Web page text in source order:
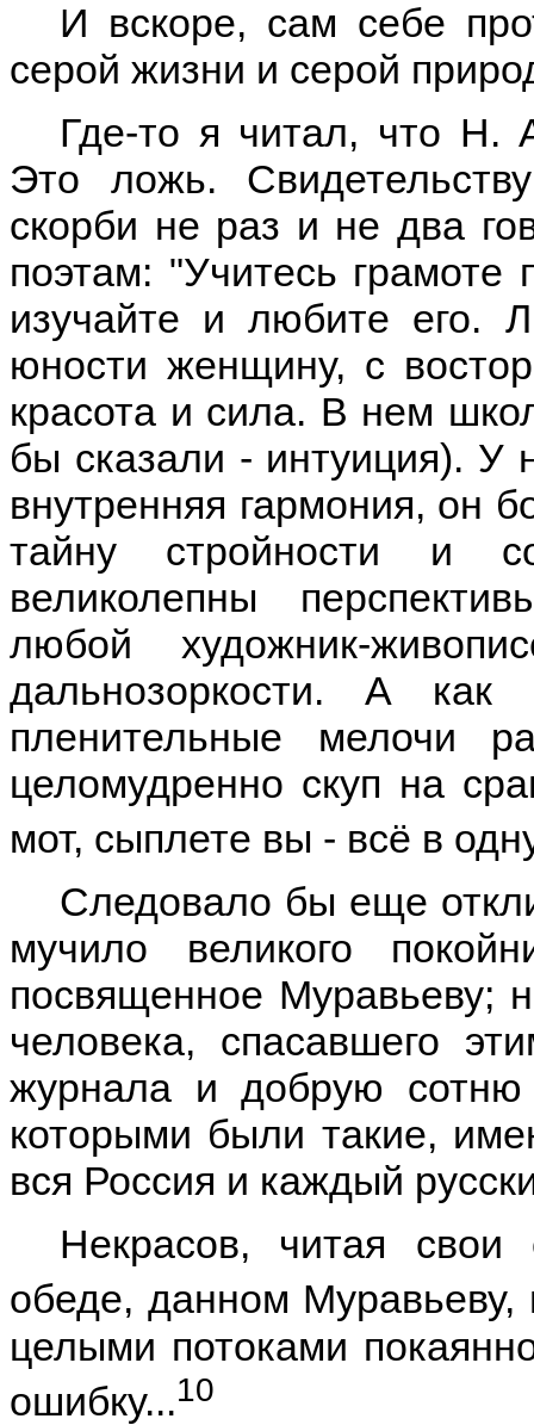
И вскоре, сам себе
серой жизни и серой
Где-то я читал, что Н.
Это ложь.
скорби не раз и не два
поэтам: "Учитесь
изучайте и любите его.
юности женщину, с
красота и сила. В нем
бы сказали - интуиция). У
внутренняя гармония, он
тайну стройности и
великолепны
любой художник-
дальнозоркости. А как
пленительные мелочи
целомудренно скуп на
мот, сыплете вы - всё в
Следовало бы еще
мучило великого
посвященное Муравьеву;
человека, спасавшего
журнала и добрую сотню
которыми были такие,
вся Россия и каждый
Некрасов, читая
обеде, данном Муравьеву,
целыми потоками
ошибку...10